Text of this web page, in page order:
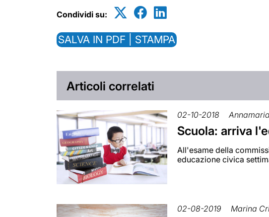
Condividi su:
SALVA IN PDF | STAMPA
Articoli correlati
02-10-2018
Scuola: arriva
All'esame della
educazione civica
02-08-2019 Marina